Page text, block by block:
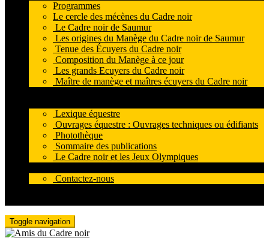
Programmes
Le cercle des mécènes du Cadre noir
Le Cadre noir de Saumur
Les origines du Manège du Cadre noir de Saumur
Tenue des Écuyers du Cadre noir
Composition du Manège à ce jour
Les grands Ecuyers du Cadre noir
Maître de manège et maîtres écuyers du Cadre noir
Lexique équestre
Ouvrages équestre : Ouvrages techniques ou édifiants
Photothèque
Sommaire des publications
Le Cadre noir et les Jeux Olympiques
Contactez-nous
Toggle navigation